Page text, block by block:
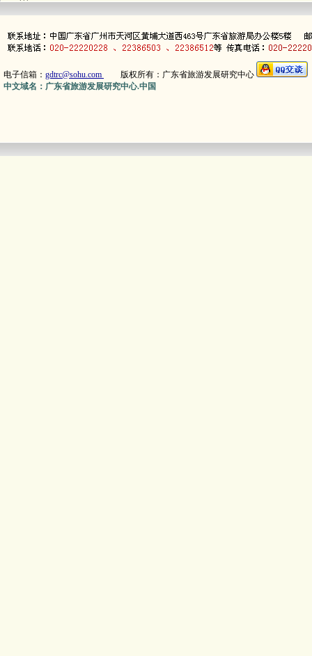
电子信箱： gdtrc@sohu.com 版权所有：广东省旅游发展研究中心
中文域名：广东省旅游发展研究中心.中国